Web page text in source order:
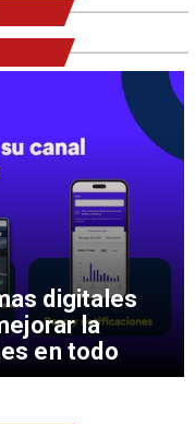
digitales
la
en todo